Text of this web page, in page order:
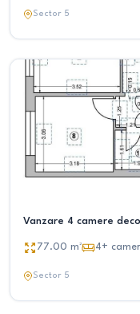
Sector 5
Vanzare 4 camere
77.00 m² 4+
Sector 5